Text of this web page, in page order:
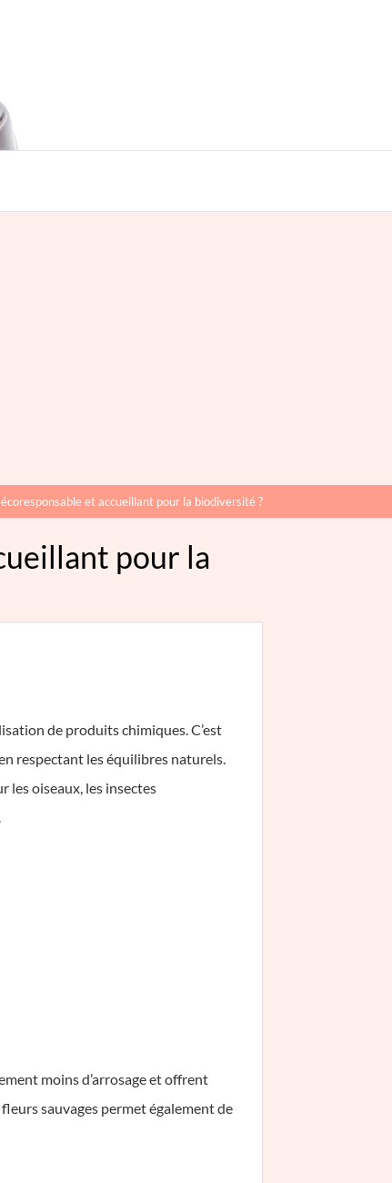
et accueillant pour la biodiversité ?
pour la
de produits chimiques. C’est
respectant les équilibres naturels.
les oiseaux, les insectes
moins d’arrosage et offrent
sauvages permet également de